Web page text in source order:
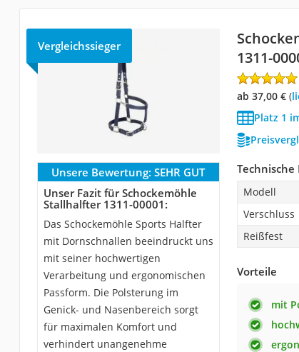
Vergleichssieger
1311-
ab 37,00 €(
Platz 1
Unsere Bewertung: SEHR GUT
Unser Fazit für Schockemöhle
Stallhalfter 1311-00001:
Das Schockemöhle Sports Halfter
mit Dornschnallen beeindruckt uns
mit seiner hochwertigen
Verarbeitung und ergonomischen
Passform. Die Polsterung im
Genick- und Nasenbereich sorgt
für maximalen Komfort und
verhindert unangenehme
Technische
Modell
Verschluss
Reißfest
Vorteile
mit